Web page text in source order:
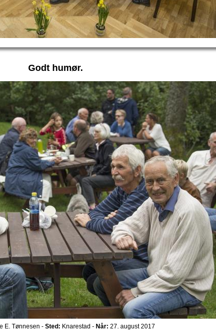
Godt humør.
E. Tønnesen - Sted: Knarestad - Når: 27. august 2017